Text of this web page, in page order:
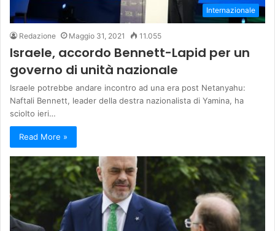
Internazionale
Redazione Maggio 31, 2021 11.055
Israele, accordo Bennett-Lapid per un
governo di unità nazionale
Israele potrebbe andare incontro ad una era post Netanyahu:
Naftali Bennett, leader della destra nazionalista di Yamina, ha
sciolto ieri…
Read More »